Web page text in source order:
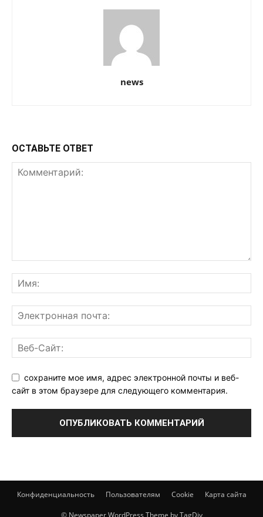
news
ОСТАВЬТЕ ОТВЕТ
сохраните мое имя, адрес электронной почты и веб-
сайт в этом браузере для следующего комментария.
Конфиденциальность Пользователям Cookie Карта сайта